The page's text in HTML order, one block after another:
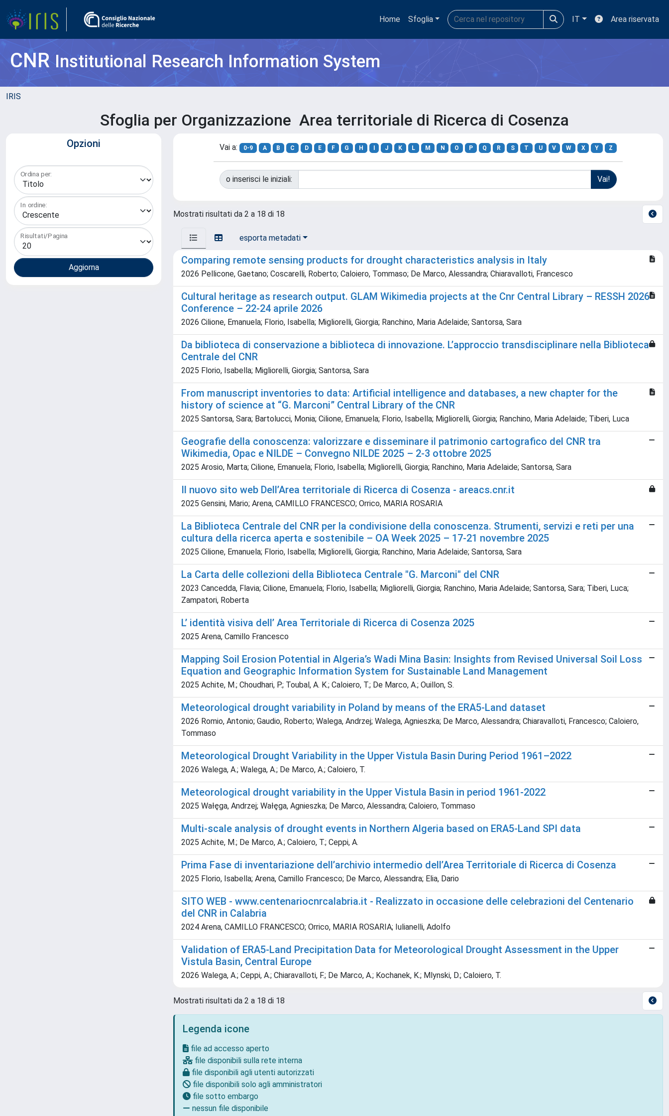
Home Sfoglia IT Area riservata
CNRInstitutional Research Information System
IRIS
Sfoglia per Organizzazione Area territoriale di Ricerca di Cosenza
Opzioni
Ordina per:
In ordine:
Risultati/Pagina
Vai a: 0-9 A B C D E F G H J K L M N O P Q R S T U V W X Y Z
o inserisci le iniziali:
Mostrati risultati da 2 a 18 di 18
esporta metadati
Comparing remote sensing products for drought characteristics analysis in Italy
2026 Pellicone, Gaetano; Coscarelli, Roberto; Caloiero, Tommaso; De Marco, Alessandra; Chiaravalloti, Francesco
Cultural heritage as research output. GLAM Wikimedia projects at the Cnr Central Library – RESSH 2026
Conference – 22-24 aprile 2026
2026 Cilione, Emanuela; Florio, Isabella; Migliorelli, Giorgia; Ranchino, Maria Adelaide; Santorsa, Sara
Da biblioteca di conservazione a biblioteca di innovazione. L’approccio transdisciplinare nella Biblioteca
Centrale del CNR
2025 Florio, Isabella; Migliorelli, Giorgia; Santorsa, Sara
From manuscript inventories to data: Artificial intelligence and databases, a new chapter for the
history of science at “G. Marconi” Central Library of the CNR
2025 Santorsa, Sara; Bartolucci, Monia; Cilione, Emanuela; Florio, Isabella; Migliorelli, Giorgia; Ranchino, Maria Adelaide; Tiberi, Luca
Geografie della conoscenza: valorizzare e disseminare il patrimonio cartografico del CNR tra
Wikimedia, Opac e NILDE – Convegno NILDE 2025 – 2-3 ottobre 2025
2025 Arosio, Marta; Cilione, Emanuela; Florio, Isabella; Migliorelli, Giorgia; Ranchino, Maria Adelaide; Santorsa, Sara
Il nuovo sito web Dell’Area territoriale di Ricerca di Cosenza - areacs.cnr.it
2025 Gensini, Mario; Arena, CAMILLO FRANCESCO; Orrico, MARIA ROSARIA
La Biblioteca Centrale del CNR per la condivisione della conoscenza. Strumenti, servizi e reti per una
cultura della ricerca aperta e sostenibile – OA Week 2025 – 17-21 novembre 2025
2025 Cilione, Emanuela; Florio, Isabella; Migliorelli, Giorgia; Ranchino, Maria Adelaide; Santorsa, Sara
La Carta delle collezioni della Biblioteca Centrale "G. Marconi" del CNR
2023 Cancedda, Flavia; Cilione, Emanuela; Florio, Isabella; Migliorelli, Giorgia; Ranchino, Maria Adelaide; Santorsa, Sara; Tiberi, Luca;
Zampatori, Roberta
L’ identità visiva dell’ Area Territoriale di Ricerca di Cosenza 2025
2025 Arena, Camillo Francesco
Mapping Soil Erosion Potential in Algeria’s Wadi Mina Basin: Insights from Revised Universal Soil Loss
Equation and Geographic Information System for Sustainable Land Management
2025 Achite, M.; Choudhari, P.; Toubal, A. K.; Caloiero, T.; De Marco, A.; Ouillon, S.
Meteorological drought variability in Poland by means of the ERA5-Land dataset
2026 Romio, Antonio; Gaudio, Roberto; Walega, Andrzej; Walega, Agnieszka; De Marco, Alessandra; Chiaravalloti, Francesco; Caloiero,
Tommaso
Meteorological Drought Variability in the Upper Vistula Basin During Period 1961–2022
2026 Walega, A.; Walega, A.; De Marco, A.; Caloiero, T.
Meteorological drought variability in the Upper Vistula Basin in period 1961-2022
2025 Wałęga, Andrzej; Wałęga, Agnieszka; De Marco, Alessandra; Caloiero, Tommaso
Multi-scale analysis of drought events in Northern Algeria based on ERA5-Land SPI data
2025 Achite, M.; De Marco, A.; Caloiero, T.; Ceppi, A.
Prima Fase di inventariazione dell’archivio intermedio dell’Area Territoriale di Ricerca di Cosenza
2025 Florio, Isabella; Arena, Camillo Francesco; De Marco, Alessandra; Elia, Dario
SITO WEB - www.centenariocnrcalabria.it - Realizzato in occasione delle celebrazioni del Centenario
del CNR in Calabria
2024 Arena, CAMILLO FRANCESCO; Orrico, MARIA ROSARIA; Iulianelli, Adolfo
Validation of ERA5-Land Precipitation Data for Meteorological Drought Assessment in the Upper
Vistula Basin, Central Europe
2026 Walega, A.; Ceppi, A.; Chiaravalloti, F.; De Marco, A.; Kochanek, K.; Mlynski, D.; Caloiero, T.
Mostrati risultati da 2 a 18 di 18
Legenda icone
file ad accesso aperto
file disponibili sulla rete interna
file disponibili agli utenti autorizzati
file disponibili solo agli amministratori
file sotto embargo
nessun file disponibile